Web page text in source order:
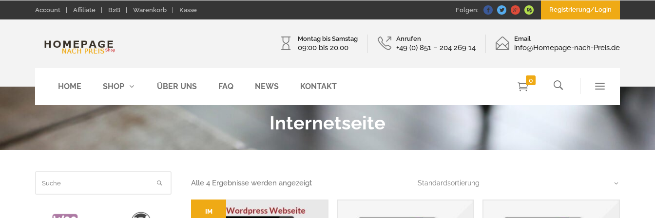
Account Affiliate B2B Warenkorb Kasse Folgen: Registrierung/Login
Montag bis Samstag
09:00 bis 20.00
Anrufen
+49 (0) 851 – 204 269 14
Email
info@Homepage-nach-Preis.de
HOME SHOP ÜBER UNS FAQ NEWS KONTAKT
0
Internetseite
Alle 4 Ergebnisse werden angezeigt Standardsortierung
IM